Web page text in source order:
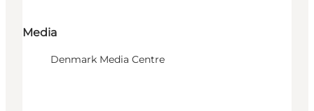
Media
Denmark Media Centre